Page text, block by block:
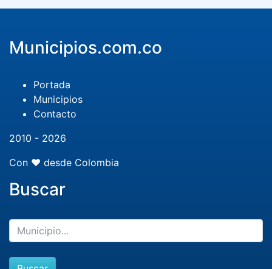
Municipios.com.co
Portada
Municipios
Contacto
2010 - 2026
Con ❤️ desde Colombia
Buscar